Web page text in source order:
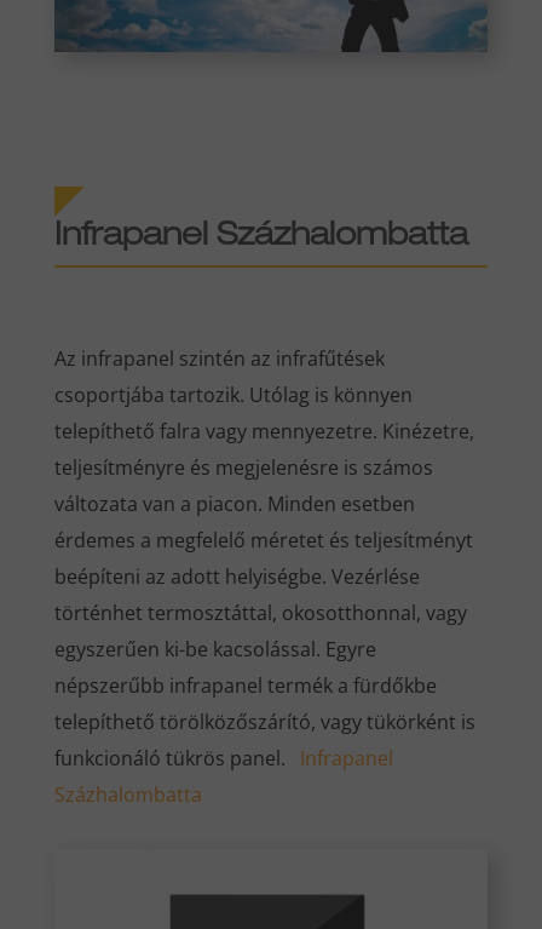
Infrapanel Százhalombatta
Az infrapanel szintén az infrafűtések
csoportjába tartozik. Utólag is könnyen
telepíthető falra vagy mennyezetre. Kinézetre,
teljesítményre és megjelenésre is számos
változata van a piacon. Minden esetben
érdemes a megfelelő méretet és teljesítményt
beépíteni az adott helyiségbe. Vezérlése
történhet termosztáttal, okosotthonnal, vagy
egyszerűen ki-be kacsolással. Egyre
népszerűbb infrapanel termék a fürdőkbe
telepíthető törölközőszárító, vagy tükörként is
funkcionáló tükrös panel. Infrapanel
Százhalombatta